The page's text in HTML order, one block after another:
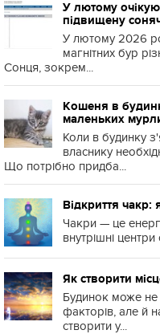
У лютому
підвищену
У лютому 2026
магнітних бур
Сонця, зокрем...
Кошеня в
маленьких
Коли в будинку
власнику
Що потрібно придба...
Відкриття чакр:
Чакри — це
внутрішні
Як створити
Будинок може не
факторів, але й
створити у...